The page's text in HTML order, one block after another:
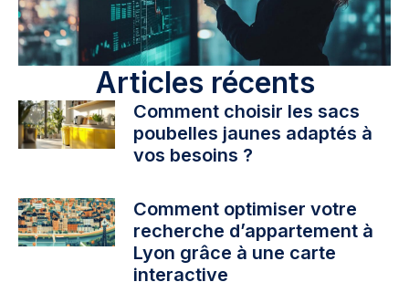
Articles récents
Comment choisir les sacs
poubelles jaunes adaptés à
vos besoins ?
Comment optimiser votre
recherche d’appartement à
Lyon grâce à une carte
interactive